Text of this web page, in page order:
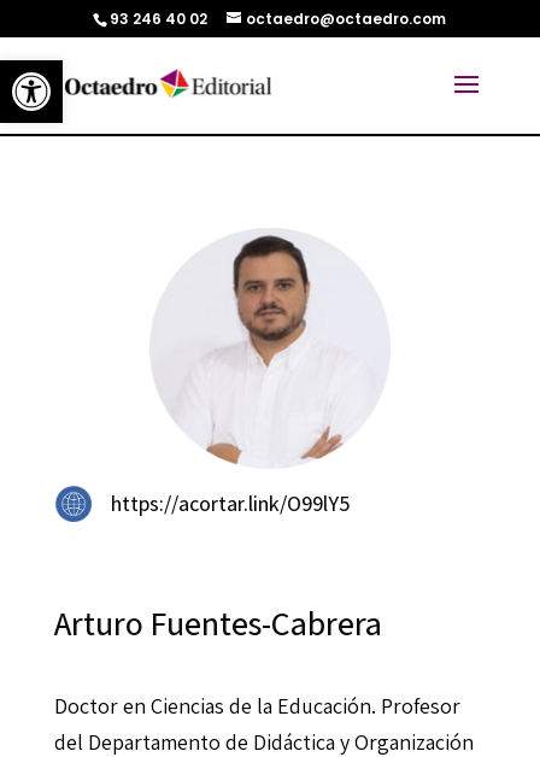
Abrir barra de herramientas
93 246 40 02 octaedro@octaedro.com
https://acortar.link/O99lY5
Arturo Fuentes-Cabrera
Doctor en Ciencias de la Educación. Profesor
del Departamento de Didáctica y Organización